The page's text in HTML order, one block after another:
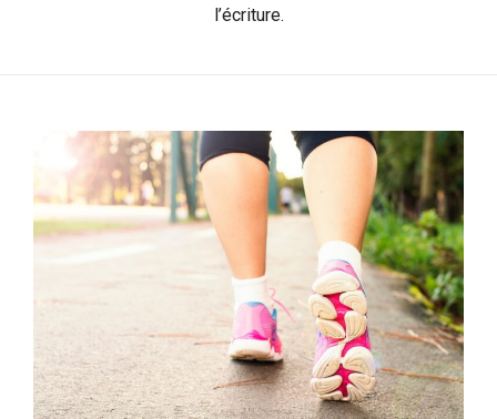
l’écriture.